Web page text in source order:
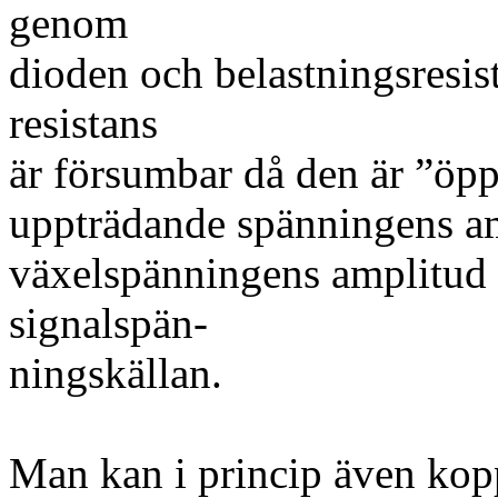
genom
dioden och
resistans
är försumbar då den är
uppträdande spänningens
växelspänningens
signalspän-
ningskällan.
Man kan i princip även